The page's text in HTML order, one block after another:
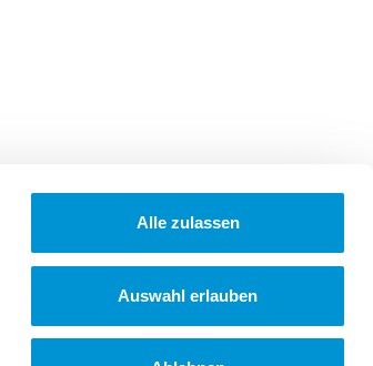
Alle zulassen
Auswahl erlauben